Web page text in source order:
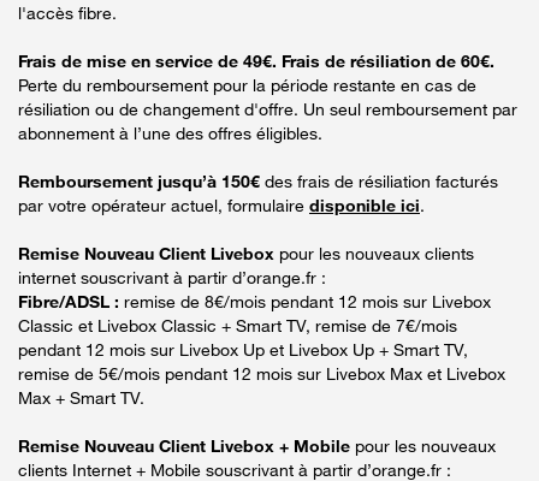
l'accès fibre.
Frais de mise en service de 49€. Frais de résiliation de 60€.
Perte du remboursement pour la période restante en cas de
résiliation ou de changement d'offre. Un seul remboursement par
abonnement à l’une des offres éligibles.
Remboursement jusqu’à 150€ des frais de résiliation facturés
par votre opérateur actuel, formulaire disponible ici.
Remise Nouveau Client Livebox pour les nouveaux clients
internet souscrivant à partir d’orange.fr :
Fibre/ADSL : remise de 8€/mois pendant 12 mois sur Livebox
Classic et Livebox Classic + Smart TV, remise de 7€/mois
pendant 12 mois sur Livebox Up et Livebox Up + Smart TV,
remise de 5€/mois pendant 12 mois sur Livebox Max et Livebox
Max + Smart TV.
Remise Nouveau Client Livebox + Mobile pour les nouveaux
clients Internet + Mobile souscrivant à partir d’orange.fr :